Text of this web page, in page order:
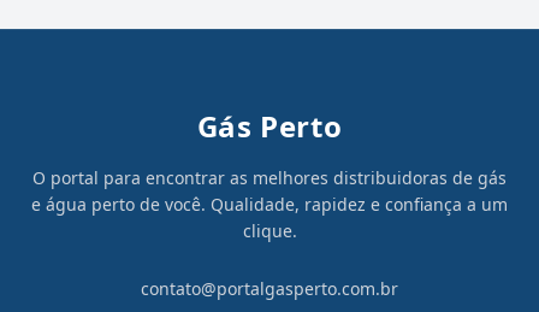
Gás Perto
O portal para encontrar as melhores distribuidoras de gás
e água perto de você. Qualidade, rapidez e confiança a um
clique.
contato@portalgasperto.com.br